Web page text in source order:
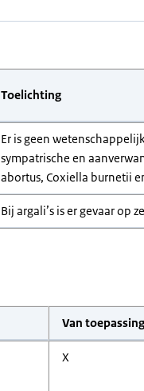
Toelichting
Er is geen
sympatrische en
abortus, Coxiella burnetii
Bij argali’s is er gevaar op
Van toepassing
X